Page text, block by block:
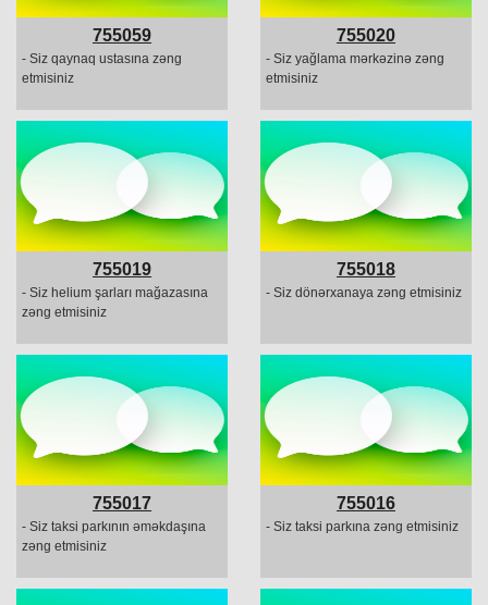
755059
- Siz qaynaq ustasına zəng
etmisiniz
755020
- Siz yağlama mərkəzinə zəng
etmisiniz
755019
- Siz helium şarları mağazasına
zəng etmisiniz
755018
- Siz dönərxanaya zəng etmisiniz
755017
- Siz taksi parkının əməkdaşına
zəng etmisiniz
755016
- Siz taksi parkına zəng etmisiniz